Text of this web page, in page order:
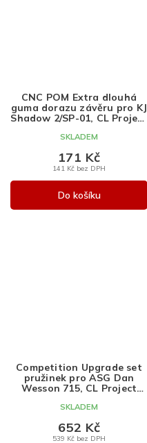
CNC POM Extra dlouhá
guma dorazu závěru pro KJ
Shadow 2/SP-01, CL Project
SKLADEM
141 Kč bez DPH
171 Kč
Do košíku
Competition Upgrade set
pružinek pro ASG Dan
Wesson 715, CL Project
SKLADEM
539 Kč bez DPH
652 Kč